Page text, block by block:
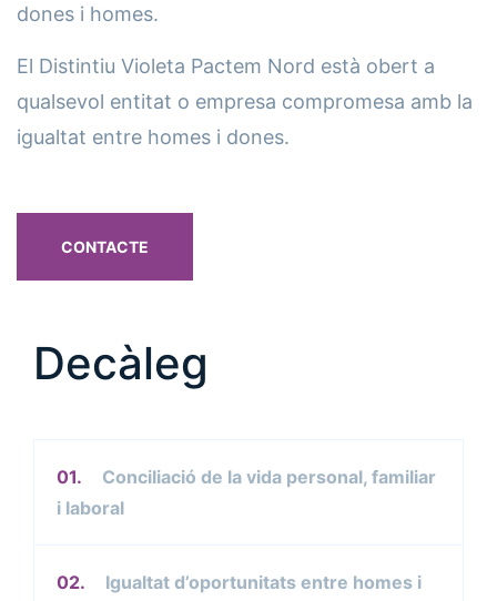
dones i homes.
El Distintiu Violeta Pactem Nord està obert a
qualsevol entitat o empresa compromesa amb la
igualtat entre homes i dones.
CONTACTE
Decàleg
01.
Conciliació de la vida personal, familiar
i laboral
02.
Igualtat d’oportunitats entre homes i